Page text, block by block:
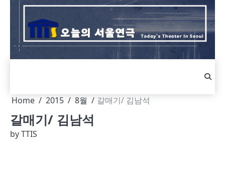
Skip
content
Home 2015 8월 갈매기/ 김남석
갈매기/ 김남석
byTTIS